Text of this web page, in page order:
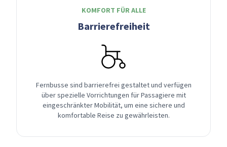
KOMFORT FÜR ALLE
Barrierefreiheit
Fernbusse sind barrierefrei gestaltet und verfügen
über spezielle Vorrichtungen für Passagiere mit
eingeschränkter Mobilität, um eine sichere und
komfortable Reise zu gewährleisten.